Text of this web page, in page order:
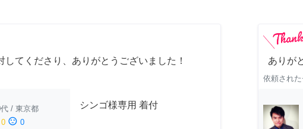
してくださり、ありがとうございました！
/ 東京都
0 sentiment_dissatisfied 0
シンゴ様専用 着付
ありが
依頼された